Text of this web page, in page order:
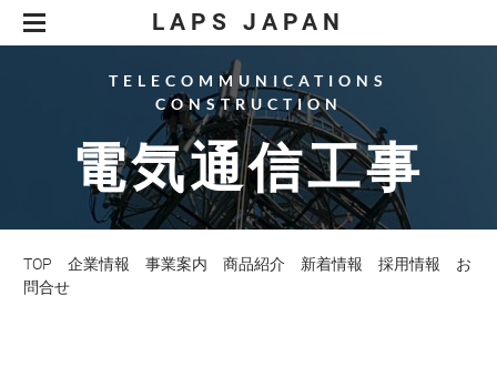
LAPS JAPAN
企業情報
事業案内
商品開発
LED照明事業
電気工事業
ＬＥＤ照明工事
電気工事
OEM事業
商品紹介
ダッシューズ 極
どこでもトイレ
LED照明 LAPILUX
新着情報
採用情報
TOP 企業情報 事業案内 商品紹介 新着情報 採用情報
お
問合せ